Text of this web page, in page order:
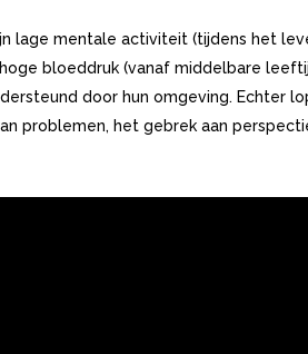
lage mentale activiteit (tijdens het
bloeddruk (vanaf middelbare
door hun omgeving. Echter
problemen, het gebrek aan